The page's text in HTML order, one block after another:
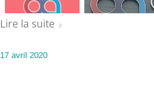
Lire la suite
17 avril 2020